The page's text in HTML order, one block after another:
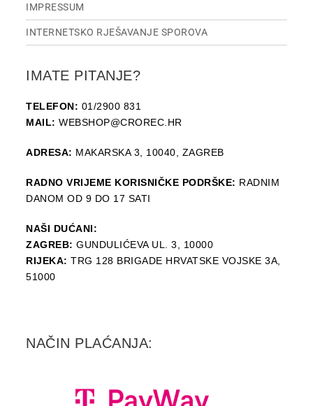
IMPRESSUM
INTERNETSKO RJEŠAVANJE SPOROVA
IMATE PITANJE?
TELEFON: 01/2900 831
MAIL: WEBSHOP@CROREC.HR
ADRESA: MAKARSKA 3, 10040, ZAGREB
RADNO VRIJEME KORISNIČKE PODRŠKE: RADNIM
DANOM OD 9 DO 17 SATI
NAŠI DUĆANI:
ZAGREB: GUNDULIĆEVA UL. 3, 10000
RIJEKA: TRG 128 BRIGADE HRVATSKE VOJSKE 3A,
51000
NAČIN PLAĆANJA: